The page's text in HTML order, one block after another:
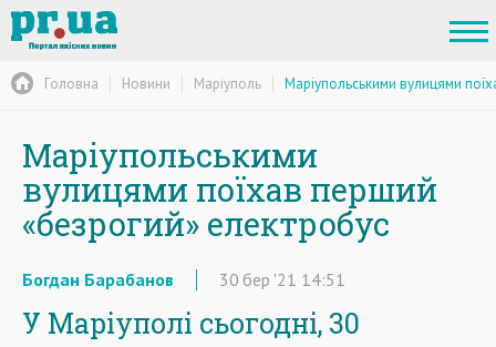
Головна Новини Маріуполь Маріупольськими вулицями
Маріупольськими
вулицями поїхав перший
«безрогий» електробус
Богдан Барабанов 30 бер '21 14:51
У Маріуполі сьогодні, 30